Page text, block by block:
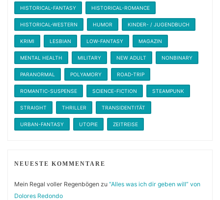
HISTORICAL-FANTASY HISTORICAL-ROMANCE
HISTORICAL-WESTERN HUMOR KINDER- / JUGENDBUCH
KRIMI LESBIAN LOW-FANTASY MAGAZIN
MENTAL HEALTH MILITARY NEW ADULT NONBINARY
PARANORMAL POLYAMORY ROAD-TRIP
ROMANTIC-SUSPENSE SCIENCE-FICTION STEAMPUNK
STRAIGHT THRILLER TRANSIDENTITÄT
URBAN-FANTASY UTOPIE ZEITREISE
NEUESTE KOMMENTARE
Mein Regal voller Regenbögenzu “Alles was ich dir geben will” von
Dolores Redondo